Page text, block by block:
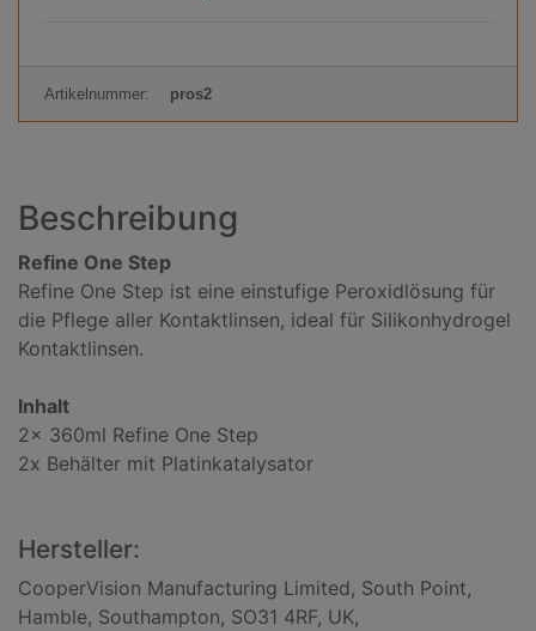
Artikelnummer: pros2
Beschreibung
Refine One Step
Refine One Step ist eine einstufige Peroxidlösung für
die Pflege aller Kontaktlinsen, ideal für Silikonhydrogel
Kontaktlinsen.
Inhalt
2x 360ml Refine One Step
2x Behälter mit Platinkatalysator
Hersteller:
CooperVision Manufacturing Limited, South Point,
Hamble, Southampton, SO31 4RF, UK,